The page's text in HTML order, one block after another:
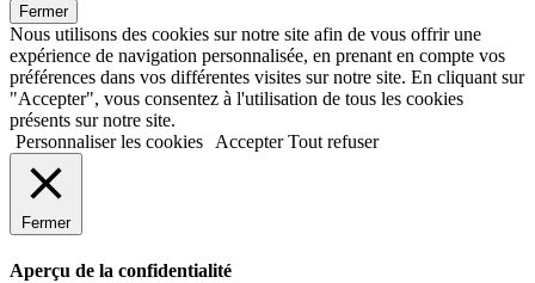
Fermer
Nous utilisons des cookies sur notre site afin de vous offrir une
expérience de navigation personnalisée, en prenant en compte vos
préférences dans vos différentes visites sur notre site. En cliquant sur
"Accepter", vous consentez à l'utilisation de tous les cookies
présents sur notre site.
Personnaliser les cookies
Accepter Tout refuser
Fermer
Aperçu de la confidentialité